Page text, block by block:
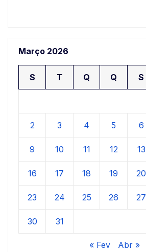
Março 2026
S T Q Q S
2 3 4 5 6
9 10 11 12 13
16 17 18 19 20
23 24 25 26 27
30 31
« Fev Abr »